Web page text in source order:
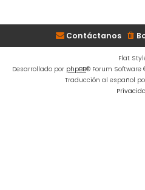
Contáctanos
Flat
Desarrollado por phpBB® Forum Software
Traducción al español